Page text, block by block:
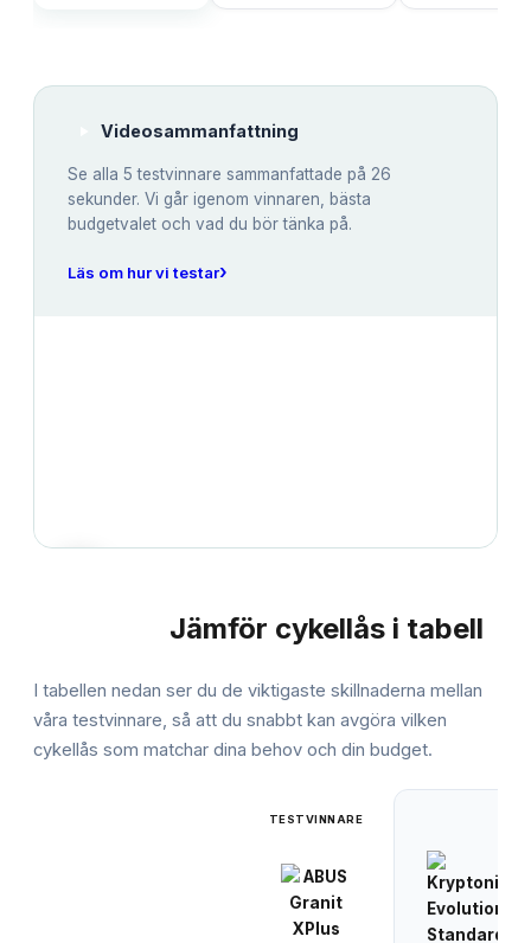
Videosammanfattning
Se alla 5 testvinnare sammanfattade på 26
sekunder. Vi går igenom vinnaren, bästa
budgetvalet och vad du bör tänka på.
Läs om hur vi testar›
Jämför cykellås i tabell
I tabellen nedan ser du de viktigaste skillnaderna mellan
våra testvinnare, så att du snabbt kan avgöra vilken
cykellås som matchar dina behov och din budget.
TESTVINNARE